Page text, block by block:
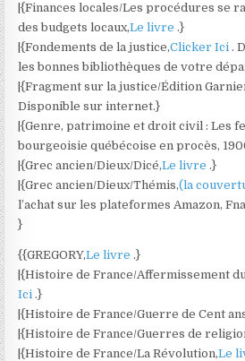
|{Finances locales/Les procédures se
des budgets locaux,Le livre.}
|{Fondements de la justice,Clicker Ici.
les bonnes bibliothèques de votre
|{Fragment sur la justice/Édition
Disponible sur internet.}
|{Genre, patrimoine et droit civil : Les
bourgeoisie québécoise en procès,
|{Grec ancien/Dieux/Dicé,Le livre.}
|{Grec ancien/Dieux/Thémis,(la
l’achat sur les plateformes Amazon,
}
{{GREGORY,Le livre.}
|{Histoire de France/Affermissement
Ici.}
|{Histoire de France/Guerre de Cent
|{Histoire de France/Guerres de
|{Histoire de France/La Révolution,Le